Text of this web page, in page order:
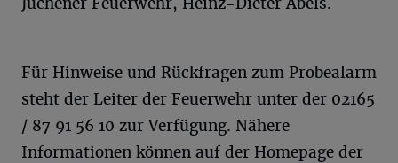
Für Hinweise und Rückfragen zum Probealarm
steht der Leiter der Feuerwehr unter der 02165
/ 87 91 56 10 zur Verfügung. Nähere
Informationen können auf der Homepage der